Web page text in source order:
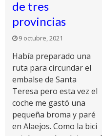
de tres
provincias
9 octubre, 2021
Había preparado una
ruta para circundar el
embalse de Santa
Teresa pero esta vez el
coche me gastó una
pequeña broma y paré
en Alaejos. Como la bici